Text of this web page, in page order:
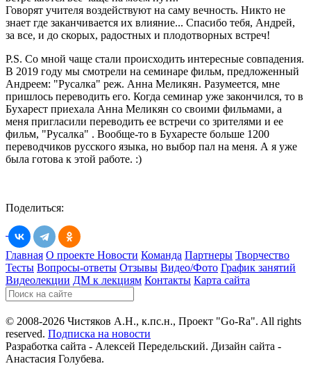
Говорят учителя воздействуют на саму вечность. Никто не
знает где заканчивается их влияние... Спасибо тебя, Андрей,
за все, и до скорых, радостных и плодотворных встреч!
P.S. Со мной чаще стали происходить интересные совпадения.
В 2019 году мы смотрели на семинаре фильм, предложенный
Андреем: "Русалка" реж. Анна Меликян. Разумеется, мне
пришлось переводить его. Когда семинар уже закончился, то в
Бухарест приехала Анна Меликян со своими фильмами, а
меня пригласили переводить ее встречи со зрителями и ее
фильм, "Русалка" . Вообще-то в Бухаресте больше 1200
переводчиков русского языка, но выбор пал на меня. А я уже
была готова к этой работе. :)
Поделиться:
Главная О проекте Новости Команда Партнеры Творчество
Тесты Вопросы-ответы Отзывы Видео/Фото График занятий
Видеолекции ДМ к лекциям Контакты Карта сайта
© 2008-2026 Чистяков А.Н., к.пс.н., Проект "Go-Ra". All rights
reserved. Подписка на новости
Разработка сайта - Алексей Передельский. Дизайн сайта -
Анастасия Голубева.